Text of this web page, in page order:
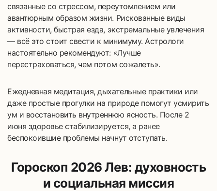
связанные со стрессом, переутомлением или
авантюрным образом жизни. Рискованные виды
активности, быстрая езда, экстремальные увлечения
— всё это стоит свести к минимуму. Астрологи
настоятельно рекомендуют: «Лучше
перестраховаться, чем потом сожалеть».
Ежедневная медитация, дыхательные практики или
даже простые прогулки на природе помогут усмирить
ум и восстановить внутреннюю ясность. После 2
июня здоровье стабилизируется, а ранее
беспокоившие проблемы начнут отступать.
Гороскоп 2026 Лев: духовность
и социальная миссия